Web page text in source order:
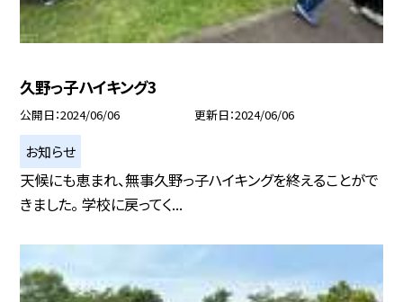
久野っ子ハイキング3
公開日 2024/06/06 更新日 2024/06/06
お知らせ
天候にも恵まれ、無事久野っ子ハイキングを終えることがで
きました。 学校に戻ってく...